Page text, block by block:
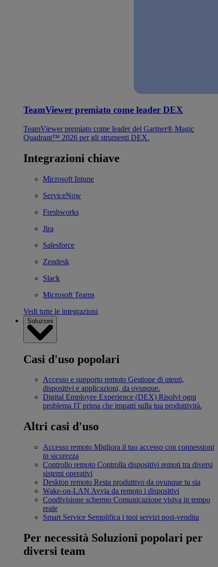
TeamViewer premiato come leader DEX
TeamViewer premiato come leader del Gartner® Magic
Quadrant™ 2026 per gli strumenti DEX.
Integrazioni chiave
Microsoft Intune
ServiceNow
Freshworks
Jira
Salesforce
Zendesk
Slack
Microsoft Teams
Vedi tutte le integrazioni
Soluzioni
Casi d'uso popolari
Accesso e supporto remoto Gestione di utenti,
dispositivi e applicazioni, da ovunque.
Digital Employee Experience (DEX) Risolvi ogni
problema IT prima che impatti sulla tua produttività.
Altri casi d'uso
Accesso remoto Migliora il tuo accesso con connessioni
in sicurezza
Controllo remoto Controlla dispositivi remoti tra diversi
sistemi operativi
Desktop remoto Resta produttivo da ovunque tu sia
Wake-on-LAN Avvia da remoto i dispositivi
Condivisione schermo Comunicazione visiva in tempo
reale
Smart Service Semplifica i tuoi servizi post-vendita
Per necessità Soluzioni popolari per
diversi team